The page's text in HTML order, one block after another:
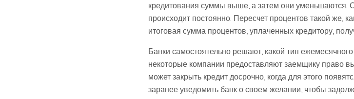
кредитования суммы выше, а затем они уменьшаются.
происходит постоянно. Пересчет процентов такой же,
итоговая сумма процентов, уплаченных кредитору,
Банки самостоятельно решают, какой тип
некоторые компании предоставляют заемщику право
может закрыть кредит досрочно, когда для этого
заранее уведомить банк о своем желании, чтобы